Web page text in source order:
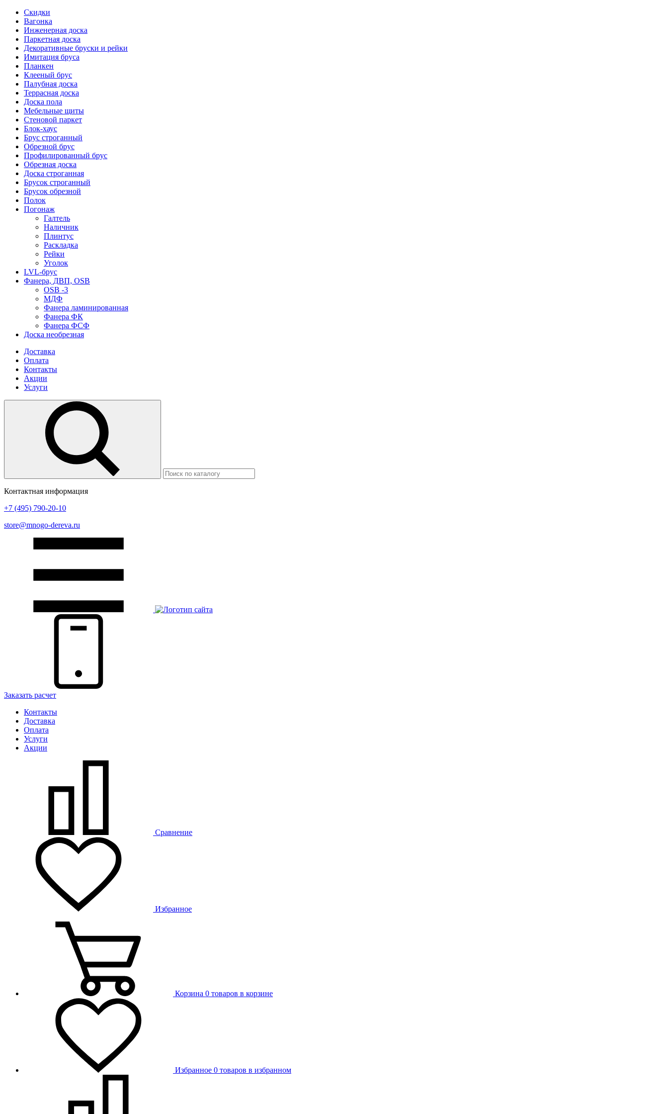
Скидки
Вагонка
Инженерная доска
Паркетная доска
Декоративные бруски и рейки
Имитация бруса
Планкен
Клееный брус
Палубная доска
Террасная доска
Доска пола
Мебельные щиты
Стеновой паркет
Блок-хаус
Брус строганный
Обрезной брус
Профилированный брус
Обрезная доска
Доска строганная
Брусок строганный
Брусок обрезной
Полок
Погонаж
Галтель
Наличник
Плинтус
Раскладка
Рейки
Уголок
LVL-брус
Фанера, ДВП, OSB
OSB -3
МДФ
Фанера ламинированная
Фанера ФК
Фанера ФСФ
Доска необрезная
Доставка
Оплата
Контакты
Акции
Услуги
Контактная информация
+7 (495) 790-20-10
store@mnogo-dereva.ru
Заказать расчет
Контакты
Доставка
Оплата
Услуги
Акции
Сравнение
Избранное
Корзина 0 товаров в корзине
Избранное 0 товаров в избранном